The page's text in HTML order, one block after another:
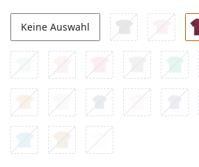
Keine Auswahl